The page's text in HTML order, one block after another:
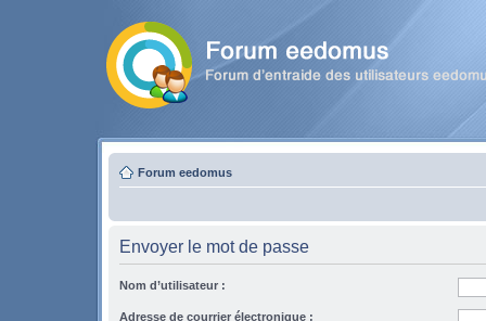
Forum eedomus
Envoyer le mot de passe
Nom d’utilisateur :
Adresse de courrier électronique :